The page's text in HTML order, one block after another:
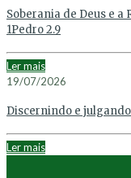
Soberania de Deus e a
1Pedro 2.9
Ler mais
19/07/2026
Discernindo e
Ler mais